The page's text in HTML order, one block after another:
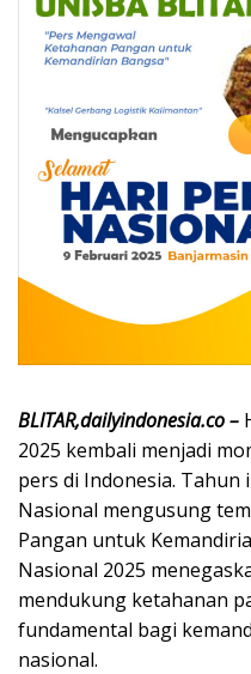
BLITAR,dailyindonesia.co –
2025 kembali menjadi
pers di Indonesia.
Nasional mengusung
Pangan untuk
Nasional 2025
mendukung ketahanan
fundamental bagi
nasional.